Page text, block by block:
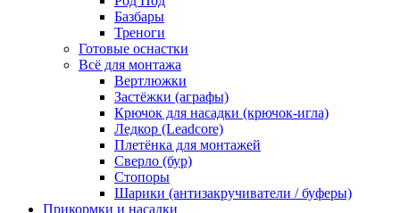
Базбары
Треноги
Готовые оснастки
Всё для монтажа
Вертлюжки
Застёжки (аграфы)
Крючок для насадки (крючок-игла)
Ледкор (Leadcore)
Плетёнка для монтажей
Сверло (бур)
Стопоры
Шарики (антизакручиватели / буферы)
Прикормки и насадки